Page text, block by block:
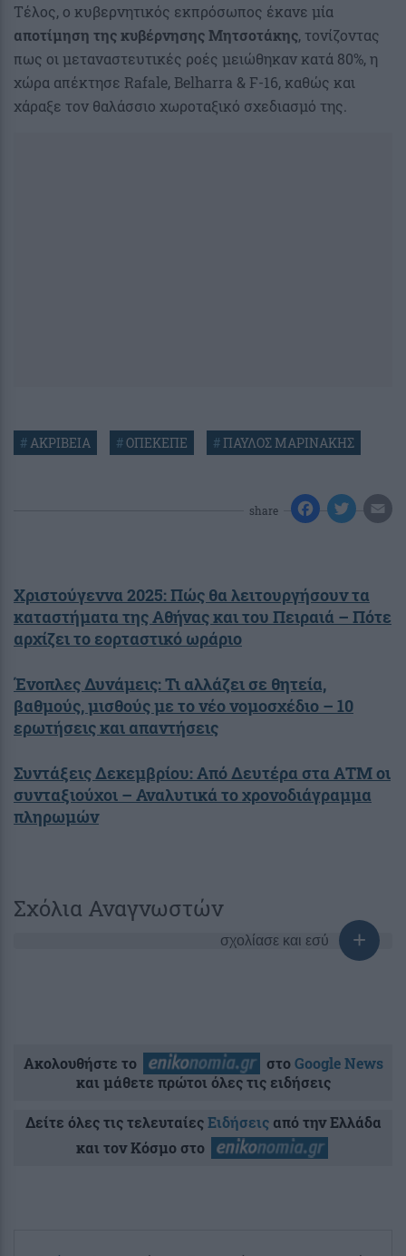
Τέλος, ο κυβερνητικός εκπρόσωπος έκανε μία
αποτίμηση της κυβέρνησης Μητσοτάκης, τονίζοντας
πως οι μεταναστευτικές ροές μειώθηκαν κατά 80%, η
χώρα απέκτησε Rafale, Belharra & F-16, καθώς και
χάραξε τον θαλάσσιο χωροταξικό σχεδιασμό της.
#ΑΚΡΙΒΕΙΑ #ΟΠΕΚΕΠΕ #ΠΑΥΛΟΣ ΜΑΡΙΝΑΚΗΣ
share
Χριστούγεννα 2025: Πώς θα λειτουργήσουν τα
καταστήματα της Αθήνας και του Πειραιά – Πότε
αρχίζει το εορταστικό ωράριο
Ένοπλες Δυνάμεις: Τι αλλάζει σε θητεία,
βαθμούς, μισθούς με το νέο νομοσχέδιο – 10
ερωτήσεις και απαντήσεις
Συντάξεις Δεκεμβρίου: Από Δευτέρα στα ΑΤΜ οι
συνταξιούχοι – Αναλυτικά το χρονοδιάγραμμα
πληρωμών
Σχόλια Αναγνωστών
σχολίασε και εσύ
Ακολουθήστε το στοGoogle News
και μάθετε πρώτοι όλες τις ειδήσεις
Δείτε όλες τις τελευταίεςΕιδήσειςαπό την Ελλάδα
και τον Κόσμο στο